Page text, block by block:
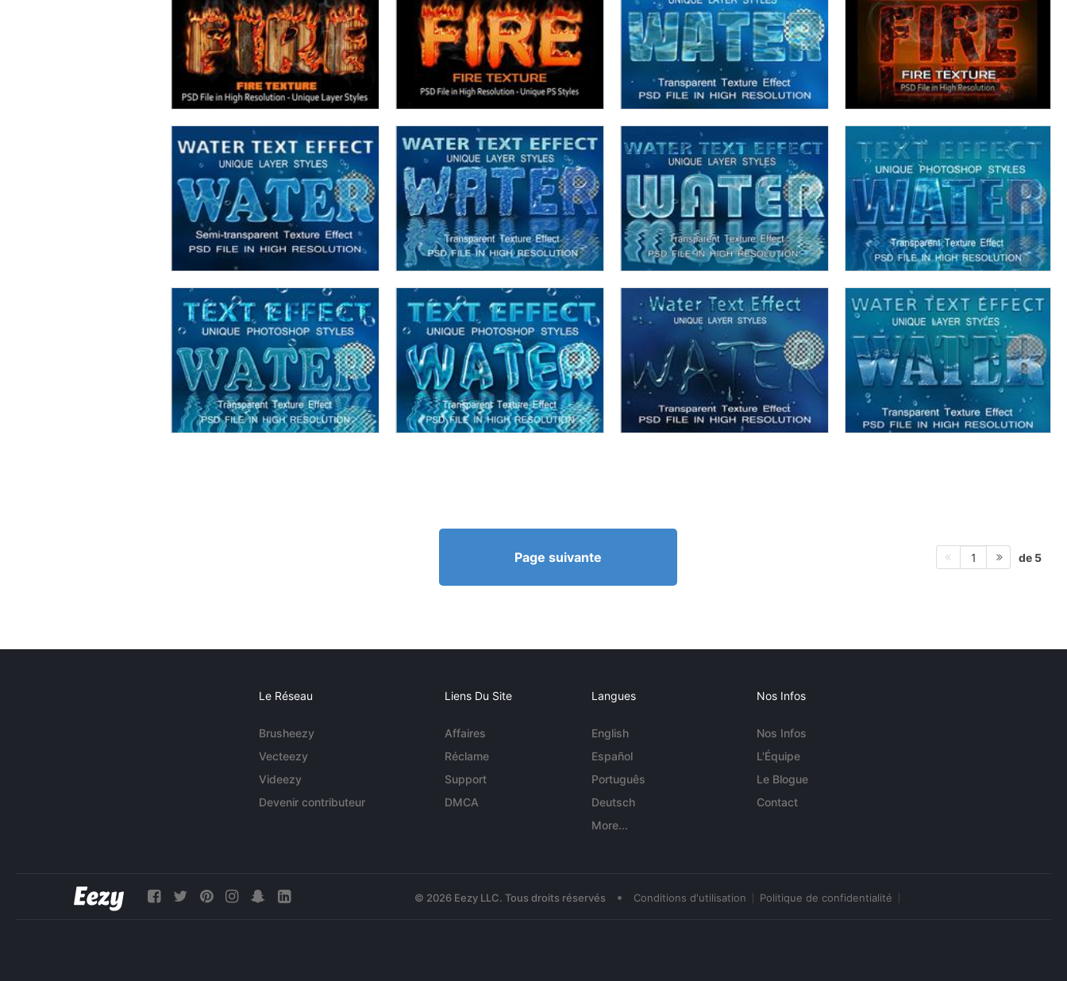
Page suivante 1 de 5
Le Réseau
Brusheezy
Vecteezy
Videezy
Devenir contributeur
Liens Du Site
Affaires
Réclame
Support
DMCA
Langues
English
Español
Português
Deutsch
More...
Nos Infos
Nos Infos
L'Équipe
Le Blogue
Contact
© 2026 Eezy LLC. Tous droits réservés • Conditions d'utilisation Politique de confidentialité